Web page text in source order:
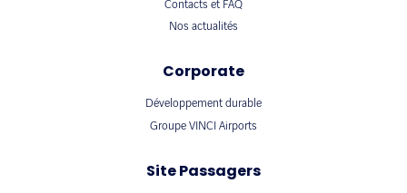
Contacts et FAQ
Nos actualités
Corporate
Développement durable
Groupe VINCI Airports
Site Passagers